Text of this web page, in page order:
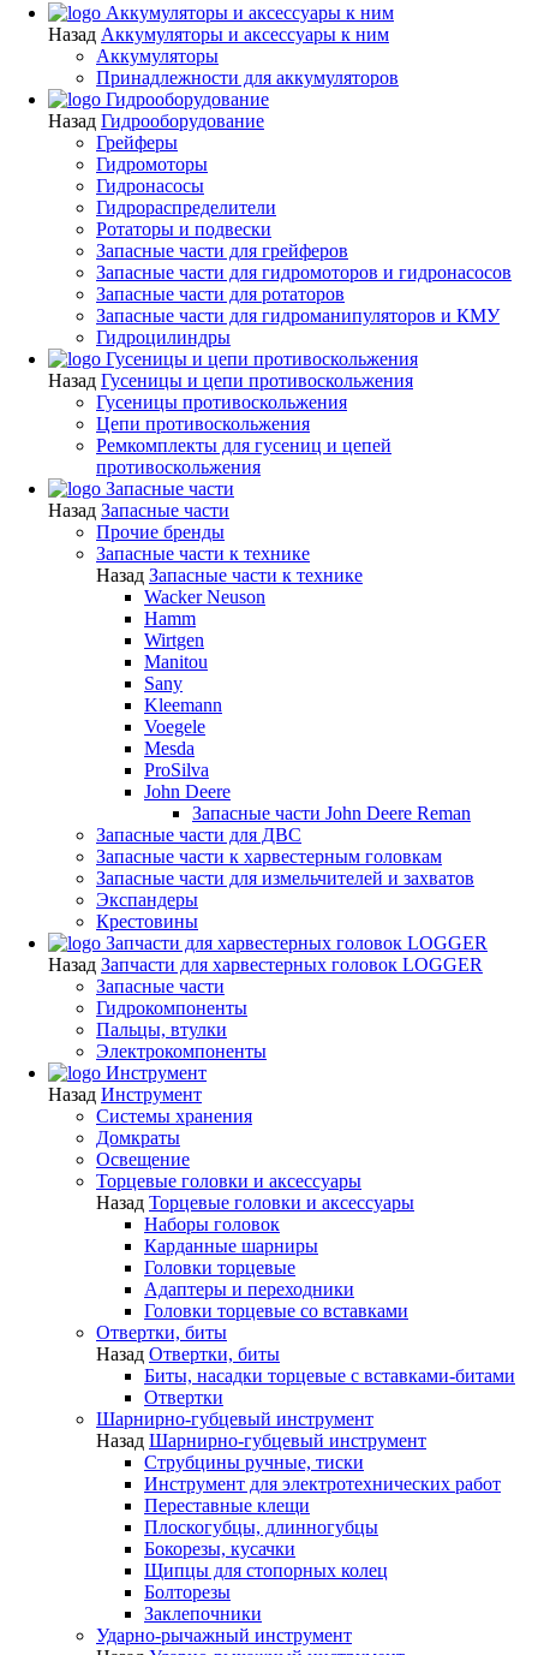
Аккумуляторы и аксессуары к ним
Назад Аккумуляторы и аксессуары к ним
Аккумуляторы
Принадлежности для аккумуляторов
Гидрооборудование
Назад Гидрооборудование
Грейферы
Гидромоторы
Гидронасосы
Гидрораспределители
Ротаторы и подвески
Запасные части для грейферов
Запасные части для гидромоторов и гидронасосов
Запасные части для ротаторов
Запасные части для гидроманипуляторов и КМУ
Гидроцилиндры
Гусеницы и цепи противоскольжения
Назад Гусеницы и цепи противоскольжения
Гусеницы противоскольжения
Цепи противоскольжения
Ремкомплекты для гусениц и цепей
противоскольжения
Запасные части
Назад Запасные части
Прочие бренды
Запасные части к технике
Назад Запасные части к технике
Wacker Neuson
Hamm
Wirtgen
Manitou
Sany
Kleemann
Voegele
Mesda
ProSilva
John Deere
Запасные части John Deere Reman
Запасные части для ДВС
Запасные части к харвестерным головкам
Запасные части для измельчителей и захватов
Экспандеры
Крестовины
Запчасти для харвестерных головок LOGGER
Назад Запчасти для харвестерных головок LOGGER
Запасные части
Гидрокомпоненты
Пальцы, втулки
Электрокомпоненты
Инструмент
Назад Инструмент
Системы хранения
Домкраты
Освещение
Торцевые головки и аксессуары
Назад Торцевые головки и аксессуары
Наборы головок
Карданные шарниры
Головки торцевые
Адаптеры и переходники
Головки торцевые со вставками
Отвертки, биты
Назад Отвертки, биты
Биты, насадки торцевые с вставками-битами
Отвертки
Шарнирно-губцевый инструмент
Назад Шарнирно-губцевый инструмент
Струбцины ручные, тиски
Инструмент для электротехнических работ
Переставные клещи
Плоскогубцы, длинногубцы
Бокорезы, кусачки
Щипцы для стопорных колец
Болторезы
Заклепочники
Ударно-рычажный инструмент